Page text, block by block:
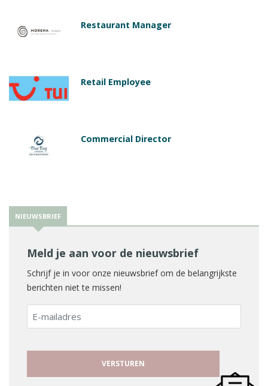
Restaurant Manager
Retail Employee
Commercial Director
NIEUWSBRIEF
Meld je aan voor de nieuwsbrief
Schrijf je in voor onze nieuwsbrief om de belangrijkste
berichten niet te missen!
E-
mailadres